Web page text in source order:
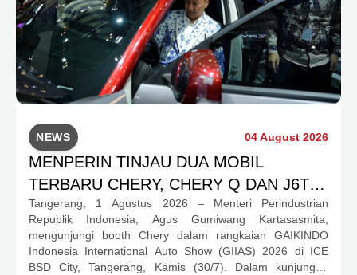
NEWS 04 August 2026
MENPERIN TINJAU DUA MOBIL
TERBARU CHERY, CHERY Q DAN J6T
CSH YANG JADI SOROTAN DI GIIAS
2026
Tangerang, 1 Agustus 2026 – Menteri Perindustrian
Republik Indonesia, Agus Gumiwang Kartasasmita,
mengunjungi booth Chery dalam rangkaian GAIKINDO
Indonesia International Auto Show (GIIAS) 2026 di ICE
BSD City, Tangerang, Kamis (30/7). Dalam kunjungan